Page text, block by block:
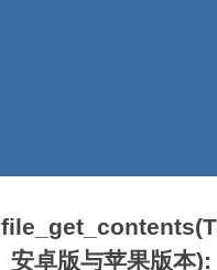
安卓版与苹果版